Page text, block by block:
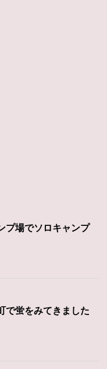
プ場でソロキャンプ
で蛍をみてきました